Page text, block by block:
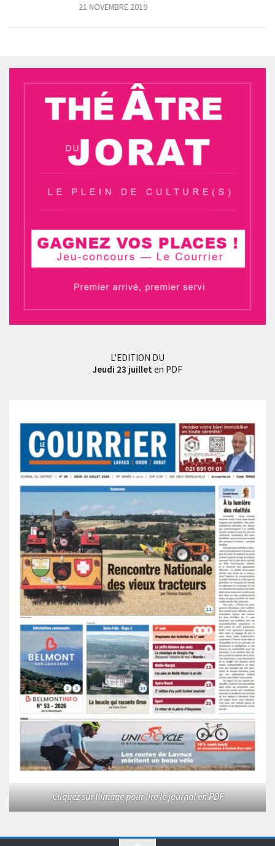
21 NOVEMBRE 2019
L'EDITION DU
Jeudi 23 juillet en PDF
Cliquez sur l'image pour lire le journal en PDF